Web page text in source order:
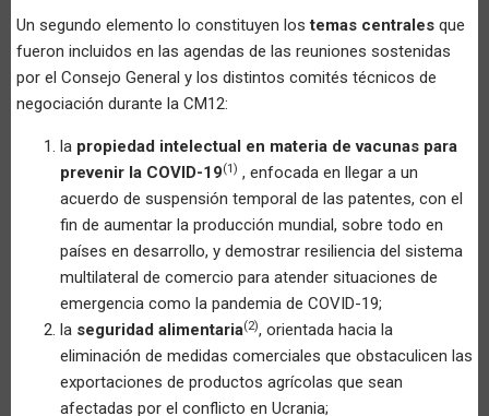
Un segundo elemento lo constituyen lostemas centrales que
fueron incluidos en las agendas de las reuniones sostenidas
por el Consejo General y los distintos comités técnicos de
negociación durante la CM12:
la propiedad intelectual en materia de vacunas para
prevenir la COVID-19(1) , enfocada en llegar a un
acuerdo de suspensión temporal de las patentes, con el
fin de aumentar la producción mundial, sobre todo en
países en desarrollo, y demostrar resiliencia del sistema
multilateral de comercio para atender situaciones de
emergencia como la pandemia de COVID-19;
la seguridad alimentaria(2), orientada hacia la
eliminación de medidas comerciales que obstaculicen las
exportaciones de productos agrícolas que sean
afectadas por el conflicto en Ucrania;